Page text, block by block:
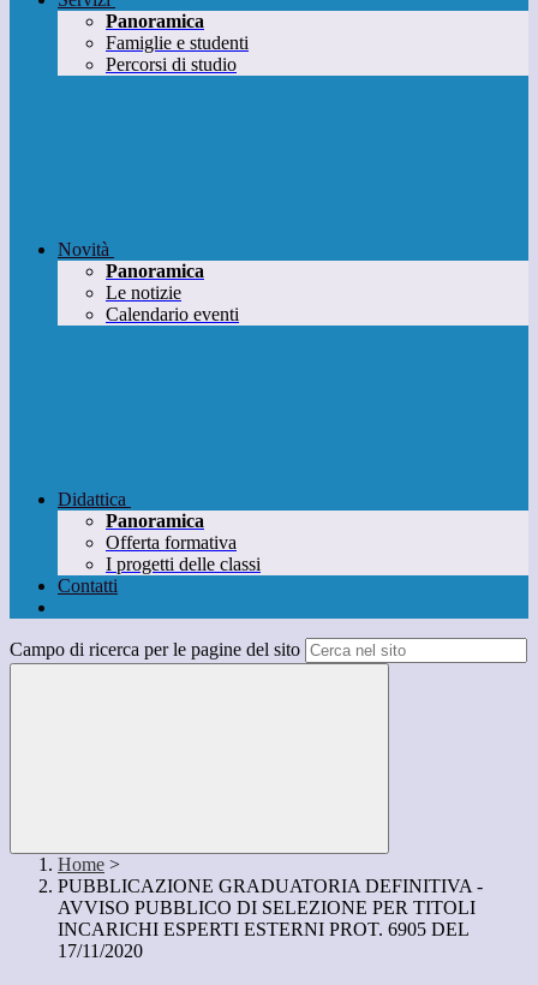
Panoramica
Famiglie e studenti
Percorsi di studio
Novità
Panoramica
Le notizie
Calendario eventi
Didattica
Panoramica
Offerta formativa
I progetti delle classi
Contatti
Campo di ricerca per le pagine del sito
Home >
PUBBLICAZIONE GRADUATORIA DEFINITIVA -
AVVISO PUBBLICO DI SELEZIONE PER TITOLI
INCARICHI ESPERTI ESTERNI PROT. 6905 DEL
17/11/2020